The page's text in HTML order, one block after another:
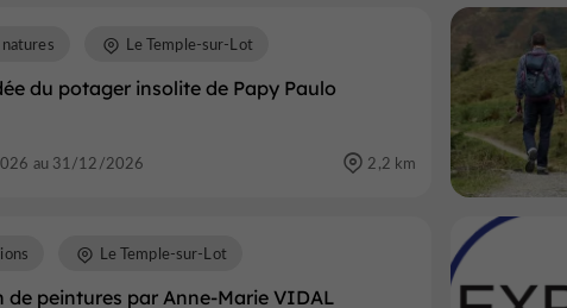
du potager insolite de Papy Paulo
Le Temple-sur-Lot
au 31/12/2026 2,2 km
de peintures par Anne-Marie VIDAL
Le Temple-sur-Lot